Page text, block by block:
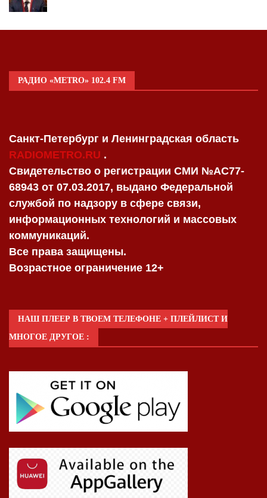
РАДИО «METRO» 102.4 FM
Санкт-Петербург и Ленинградская область
RADIOMETRO.RU .
Свидетельство о регистрации СМИ №AC77-
68943 от 07.03.2017, выдано Федеральной
службой по надзору в сфере связи,
информационных технологий и массовых
коммуникаций.
Все права защищены.
Возрастное ограничение 12+
НАШ ПЛЕЕР В ТВОЕМ ТЕЛЕФОНЕ + ПЛЕЙЛИСТ И
МНОГОЕ ДРУГОЕ :